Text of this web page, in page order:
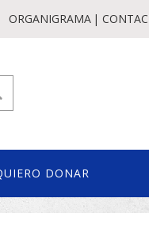
ORGANIGRAMA
DONAR